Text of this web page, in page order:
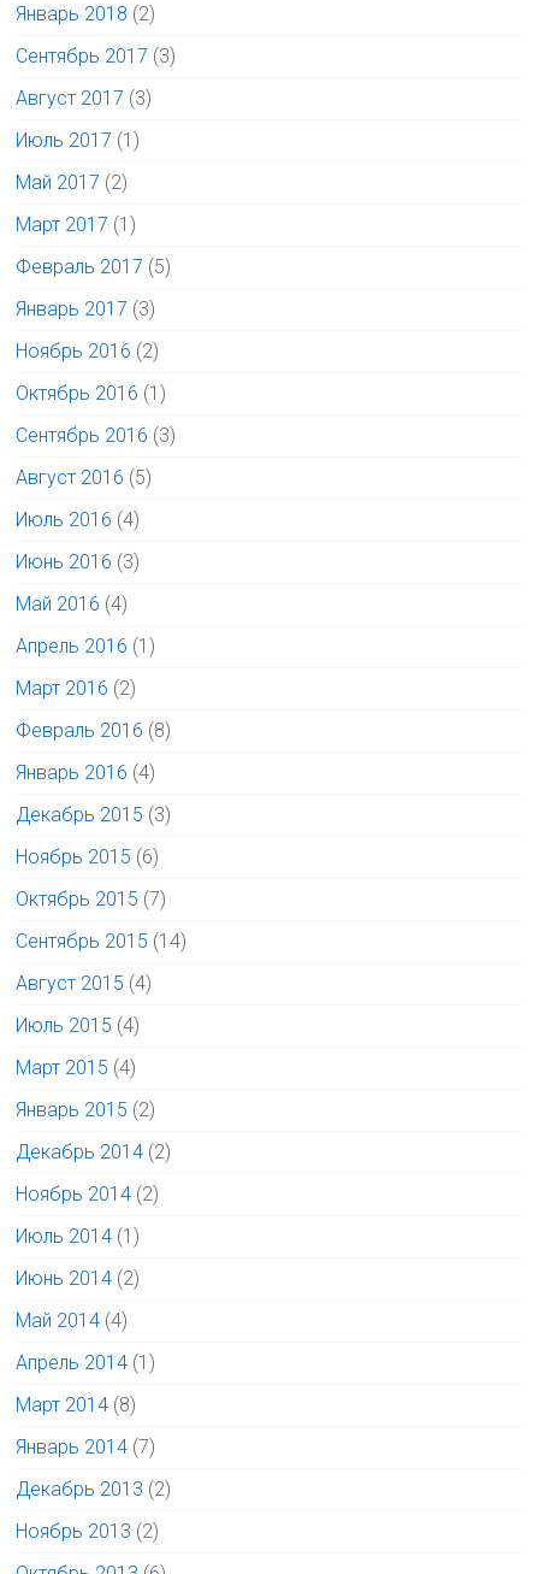
Январь 2018 (2)
Сентябрь 2017 (3)
Август 2017 (3)
Июль 2017 (1)
Май 2017 (2)
Март 2017 (1)
Февраль 2017 (5)
Январь 2017 (3)
Ноябрь 2016 (2)
Октябрь 2016 (1)
Сентябрь 2016 (3)
Август 2016 (5)
Июль 2016 (4)
Июнь 2016 (3)
Май 2016 (4)
Апрель 2016 (1)
Март 2016 (2)
Февраль 2016 (8)
Январь 2016 (4)
Декабрь 2015 (3)
Ноябрь 2015 (6)
Октябрь 2015 (7)
Сентябрь 2015 (14)
Август 2015 (4)
Июль 2015 (4)
Март 2015 (4)
Январь 2015 (2)
Декабрь 2014 (2)
Ноябрь 2014 (2)
Июль 2014 (1)
Июнь 2014 (2)
Май 2014 (4)
Апрель 2014 (1)
Март 2014 (8)
Январь 2014 (7)
Декабрь 2013 (2)
Ноябрь 2013 (2)